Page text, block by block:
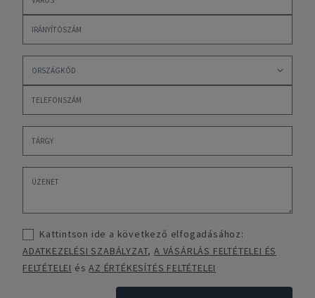
Kattintson ide a következő elfogadásához:
ADATKEZELÉSI SZABÁLYZAT,A VÁSÁRLÁS FELTÉTELEI ÉS
FELTÉTELEI ésAZ ÉRTÉKESÍTÉS FELTÉTELEI